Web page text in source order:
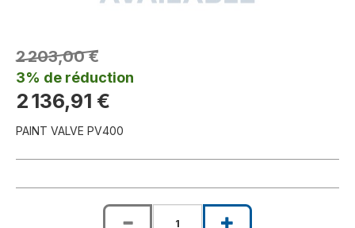
2 203,00 €
3% de réduction
2 136,91 €
PAINT VALVE PV400